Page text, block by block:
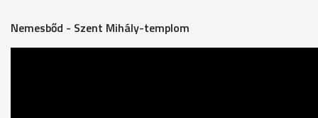
Nemesbőd - Szent Mihály-templom